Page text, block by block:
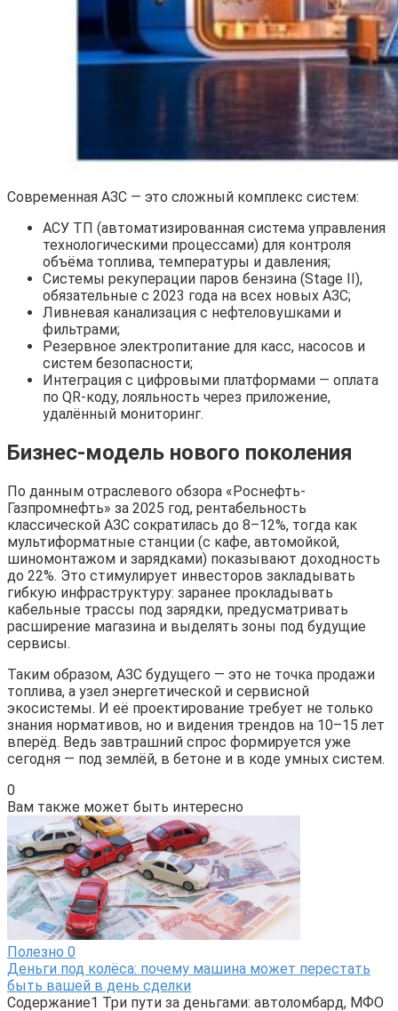
Современная АЗС — это сложный комплекс систем:
АСУ ТП (автоматизированная система управления
технологическими процессами) для контроля
объёма топлива, температуры и давления;
Системы рекуперации паров бензина (Stage II),
обязательные с 2023 года на всех новых АЗС;
Ливневая канализация с нефтеловушками и
фильтрами;
Резервное электропитание для касс, насосов и
систем безопасности;
Интеграция с цифровыми платформами — оплата
по QR-коду, лояльность через приложение,
удалённый мониторинг.
Бизнес-модель нового поколения
По данным отраслевого обзора «Роснефть-
Газпромнефть» за 2025 год, рентабельность
классической АЗС сократилась до 8–12%, тогда как
мультиформатные станции (с кафе, автомойкой,
шиномонтажом и зарядками) показывают доходность
до 22%. Это стимулирует инвесторов закладывать
гибкую инфраструктуру: заранее прокладывать
кабельные трассы под зарядки, предусматривать
расширение магазина и выделять зоны под будущие
сервисы.
Таким образом, АЗС будущего — это не точка продажи
топлива, а узел энергетической и сервисной
экосистемы. И её проектирование требует не только
знания нормативов, но и видения трендов на 10–15 лет
вперёд. Ведь завтрашний спрос формируется уже
сегодня — под землёй, в бетоне и в коде умных систем.
0
Вам также может быть интересно
Полезно 0
Деньги под колёса: почему машина может перестать
быть вашей в день сделки
Содержание1 Три пути за деньгами: автоломбард, МФО